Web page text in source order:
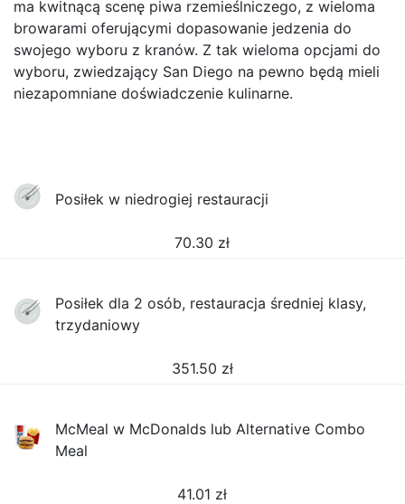
ma kwitnącą scenę piwa rzemieślniczego, z wieloma
browarami oferującymi dopasowanie jedzenia do
swojego wyboru z kranów. Z tak wieloma opcjami do
wyboru, zwiedzający San Diego na pewno będą mieli
niezapomniane doświadczenie kulinarne.
Posiłek w niedrogiej restauracji
70.30 zł
Posiłek dla 2 osób, restauracja średniej klasy,
trzydaniowy
351.50 zł
McMeal w McDonalds lub Alternative Combo
Meal
41.01 zł